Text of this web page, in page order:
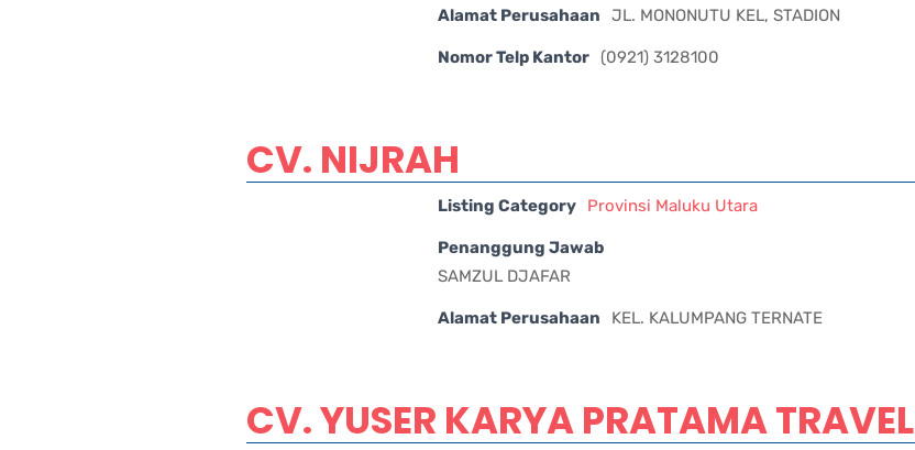
Alamat Perusahaan JL. MONONUTU KEL, STADION
Nomor Telp Kantor (0921) 3128100
CV. NIJRAH
Listing Category Provinsi Maluku Utara
Penanggung Jawab
SAMZUL DJAFAR
Alamat Perusahaan KEL. KALUMPANG TERNATE
CV. YUSER KARYA PRATAMA TRAVEL